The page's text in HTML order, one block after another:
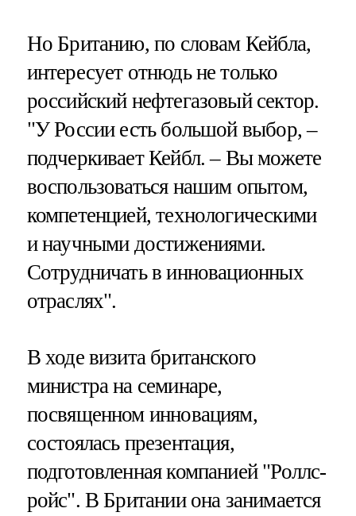
Но Британию, по словам Кейбла,
интересует отнюдь не только
российский нефтегазовый сектор.
"У России есть большой выбор, –
подчеркивает Кейбл. – Вы можете
воспользоваться нашим опытом,
компетенцией, технологическими
и научными достижениями.
Сотрудничать в инновационных
отраслях".
В ходе визита британского
министра на семинаре,
посвященном инновациям,
состоялась презентация,
подготовленная компанией "Роллс-
ройс". В Британии она занимается